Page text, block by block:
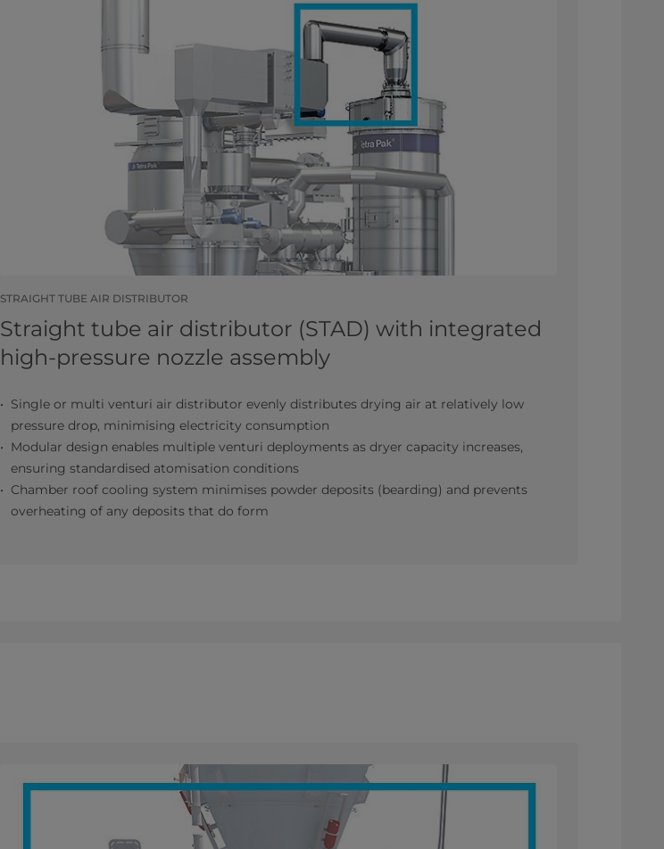
STRAIGHT TUBE AIR DISTRIBUTOR
Straight tube air distributor (STAD) with integrated
high-pressure nozzle assembly
Single or multi venturi air distributor evenly distributes drying air at relatively low
pressure drop, minimising electricity consumption
Modular design enables multiple venturi deployments as dryer capacity increases,
ensuring standardised atomisation conditions
Chamber roof cooling system minimises powder deposits (bearding) and prevents
overheating of any deposits that do form